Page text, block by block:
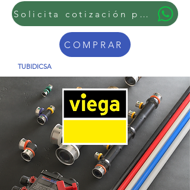
TUBIDICSA
Solicita cotización por WhatsApp
COMPRAR